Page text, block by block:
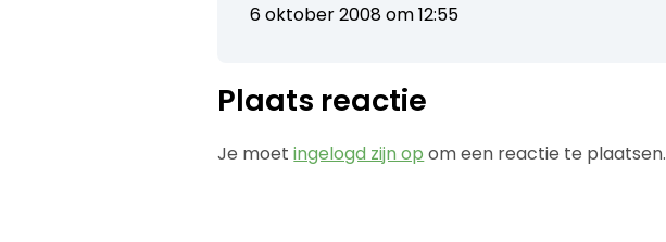
6 oktober 2008 om 12:55
Plaats reactie
Je moetingelogd zijn op om een reactie te plaatsen.